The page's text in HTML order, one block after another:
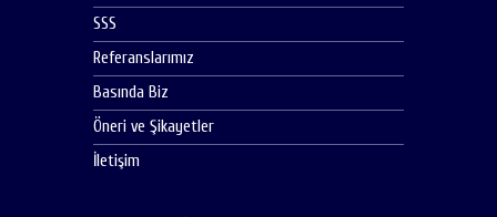
SSS
Referanslarımız
Basında Biz
Öneri ve Şikayetler
İletişim